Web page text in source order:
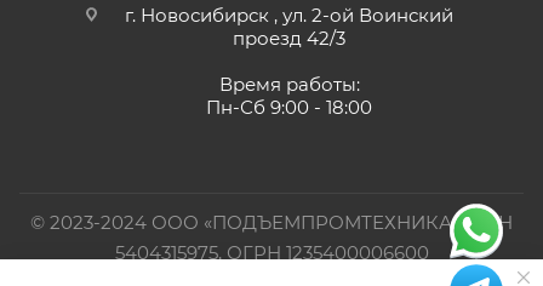
г. Новосибирск , ул. 2-ой Воинский
проезд 42/3
Время работы:
Пн-Сб 9:00 - 18:00
© 2023-2024 ООО «ПОДЪЕМПРОМТЕХНИКА». ИНН
5404315975, ОГРН 1235400006600